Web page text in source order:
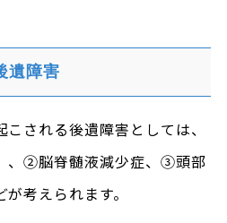
遺障害
される後遺障害としては、
、②脳脊髄液減少症、③頭部
考えられます。